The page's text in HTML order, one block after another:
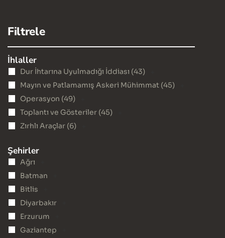
Filtrele
İhlaller
Dur İhtarına Uyulmadığı İddiası (43)
Mayın ve Patlamamış Askeri Mühimmat (45)
Operasyon (49)
Toplantı ve Gösteriler (45)
Zırhlı Araçlar (6)
Şehirler
Ağrı
Batman
Bitlis
Diyarbakır
Erzurum
Gaziantep